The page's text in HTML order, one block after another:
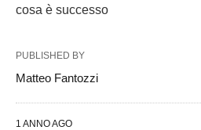
cosa è successo
PUBLISHED BY
Matteo Fantozzi
1 ANNO AGO